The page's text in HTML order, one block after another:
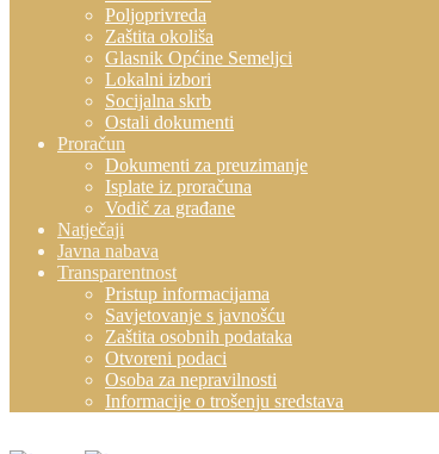
Poljoprivreda
Zaštita okoliša
Glasnik Općine Semeljci
Lokalni izbori
Socijalna skrb
Ostali dokumenti
Proračun
Dokumenti za preuzimanje
Isplate iz proračuna
Vodič za građane
Natječaji
Javna nabava
Transparentnost
Pristup informacijama
Savjetovanje s javnošću
Zaštita osobnih podataka
Otvoreni podaci
Osoba za nepravilnosti
Informacije o trošenju sredstava